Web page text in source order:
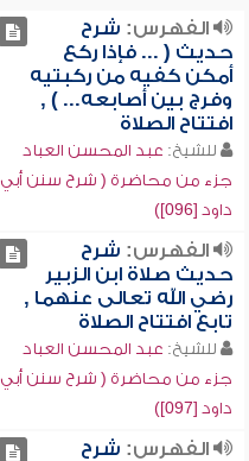
الفهرس: شرح
حديث ( ... فإذا ركع
أمكن كفيه من ركبتيه
وفرج بين أصابعه... ) ,
افتتاح الصلاة
للشيخ: عبد المحسن العباد
جزء من محاضرة ( شرح سنن أبي
داود [096])
الفهرس: شرح
حديث صلاة ابن الزبير
رضي الله تعالى عنهما ,
تابع افتتاح الصلاة
للشيخ: عبد المحسن العباد
جزء من محاضرة ( شرح سنن أبي
داود [097])
الفهرس: شرح